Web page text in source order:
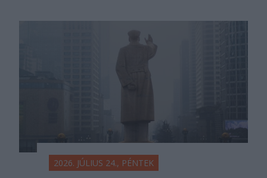
2026. JÚLIUS 24., PÉNTEK